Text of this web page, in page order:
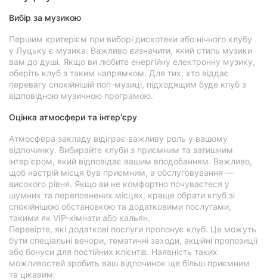
Вибір за музикою
Першим критерієм при виборі дискотеки або нічного клубу
у Луцьку є музика. Важливо визначити, який стиль музики
вам до душі. Якщо ви любите енергійну електронну музику,
оберіть клуб з таким напрямком. Для тих, хто віддає
перевагу спокійнішій поп-музиці, підходящим буде клуб з
відповідною музичною програмою.
Оцінка атмосфери та інтер'єру
Атмосфера закладу відіграє важливу роль у вашому
відпочинку. Вибирайте клуби з приємним та затишним
інтер'єром, який відповідає вашим вподобанням. Важливо,
щоб настрій місця був приємним, а обслуговування —
високого рівня. Якщо ви не комфортно почуваєтеся у
шумних та переповнених місцях, краще обрати клуб зі
спокійнішою обстановкою та додатковими послугами,
такими як VIP-кімнати або кальян.
Перевірте, які додаткові послуги пропонує клуб. Це можуть
бути спеціальні вечори, тематичні заходи, акційні пропозиції
або бонуси для постійних клієнтів. Наявність таких
можливостей зробить ваш відпочинок ще більш приємним
та цікавим.